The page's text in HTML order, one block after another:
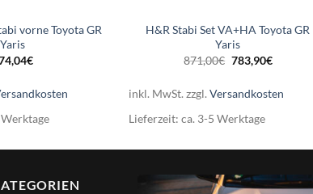
vorne Toyota GR
Yaris
€
H&R Stabi Set VA+HA Toyota GR
Yaris
871,00€ Ursprünglicher
Preis
871,00€
783,90€Aktueller
783,90€.
inkl. MwSt. zzgl. Versandkosten
Lieferzeit: ca. 3-5 Werktage